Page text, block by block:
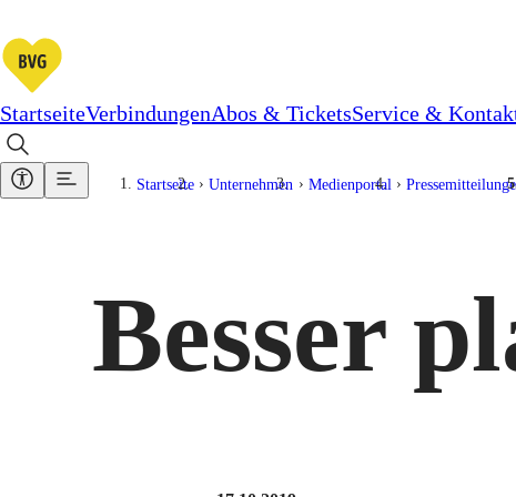
StartseiteVerbindungenAbos & TicketsService &
Startseite Unternehmen Medienportal
Besser